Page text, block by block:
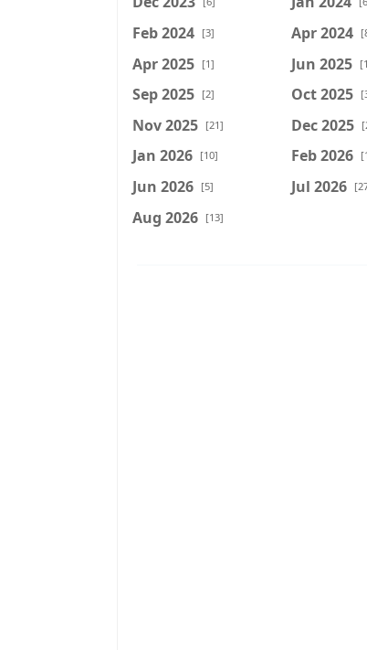
Feb 2024 [3] Apr 2024
Apr 2025 [1] Jun 2025
Sep 2025 [2] Oct 2025
Nov 2025 [21] Dec 2025
Jan 2026 [10] Feb 2026
Jun 2026 [5] Jul 2026
Aug 2026 [13]